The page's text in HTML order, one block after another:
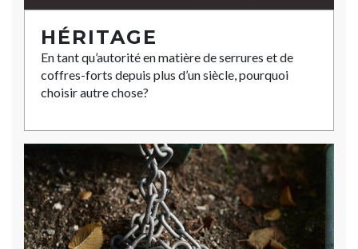
HÉRITAGE
En tant qu’autorité en matière de serrures et de
coffres-forts depuis plus d’un siècle, pourquoi
choisir autre chose?